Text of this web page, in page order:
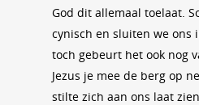
God dit allemaal toelaat.
cynisch en sluiten we ons
toch gebeurt het ook nog
Jezus je mee de berg op
stilte zich aan ons laat